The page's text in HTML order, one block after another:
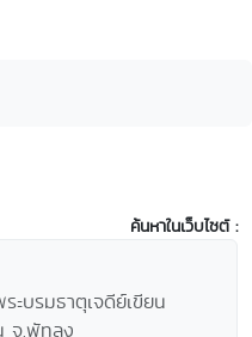
ค้นหาในเว็บไซต์ :
บรมธาตุเจดีย์เขียน
จ.พัทลุง